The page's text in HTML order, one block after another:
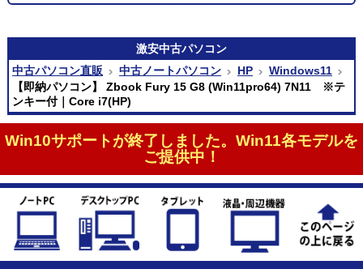
激安中古パソコン
中古パソコン直販
中古ノートパソコン HP
Windows11
【即納パソコン】 Zbook Fury 15 G8 (Win11pro64) 7N11 ※テ
ンキー付｜Core i7(HP)
Win10サポートが終了しました。Win11各モデルを
ご提供中！